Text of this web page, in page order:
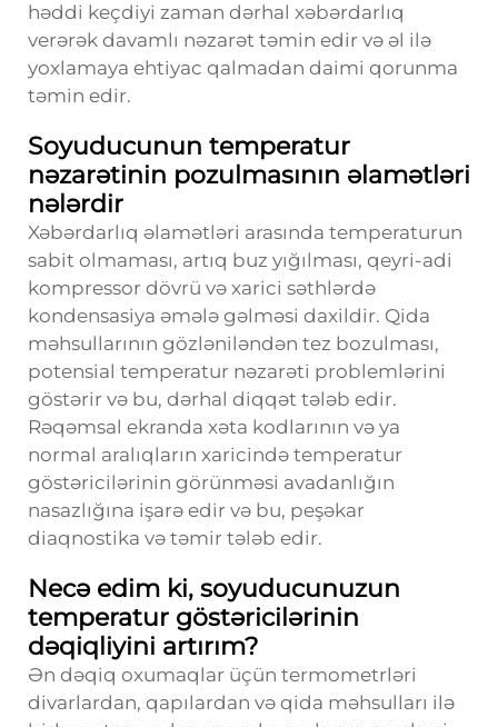
həddi keçdiyi zaman dərhal xəbərdarlıq
verərək davamlı nəzarət təmin edir və əl ilə
yoxlamaya ehtiyac qalmadan daimi qorunma
təmin edir.
Soyuducunun temperatur
nəzarətinin pozulmasının əlamətləri
nələrdir
Xəbərdarlıq əlamətləri arasında temperaturun
sabit olmaması, artıq buz yığılması, qeyri-adi
kompressor dövrü və xarici səthlərdə
kondensasiya əmələ gəlməsi daxildir. Qida
məhsullarının gözləniləndən tez bozulması,
potensial temperatur nəzarəti problemlərini
göstərir və bu, dərhal diqqət tələb edir.
Rəqəmsal ekranda xəta kodlarının və ya
normal aralıqların xaricində temperatur
göstəricilərinin görünməsi avadanlığın
nasazlığına işarə edir və bu, peşəkar
diaqnostika və təmir tələb edir.
Necə edim ki, soyuducunuzun
temperatur göstəricilərinin
dəqiqliyini artırım?
Ən dəqiq oxumaqlar üçün termometrləri
divarlardan, qapılardan və qida məhsulları ilə